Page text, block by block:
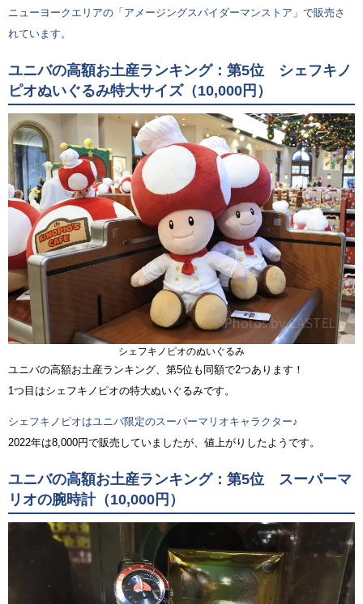
ニューヨークエリアの「アメージングスパイダーマンストア」で販売さ
れています。
ユニバの高額お土産ランキング：第5位 シェフキノ
ピオぬいぐるみ特大サイズ（10,000円）
シェフキノピオのぬいぐるみ
ユニバの高額お土産ランキング、第5位も同額で2つあります！
1つ目はシェフキノピオの特大ぬいぐるみです。
シェフキノピオはユニバ限定のスーパーマリオキャラクター♪
2022年は8,000円で販売していましたが、値上がりしたようです。
ユニバの高額お土産ランキング：第5位 スーパーマ
リオの腕時計（10,000円）